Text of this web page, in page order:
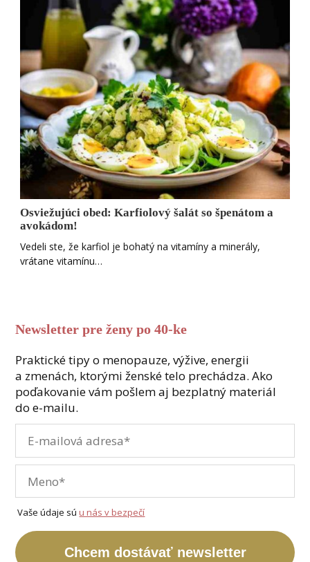
Osviežujúci obed: Karfiolový šalát so špenátom a
avokádom!
Vedeli ste, že karfiol je bohatý na vitamíny a minerály,
vrátane vitamínu…
Newsletter pre ženy po 40-ke
Praktické tipy o menopauze, výžive, energii
a zmenách, ktorými ženské telo prechádza. Ako
poďakovanie vám pošlem aj bezplatný materiál
do e-mailu.
Vaše údaje súu nás v bezpečí
Chcem dostávať newsletter